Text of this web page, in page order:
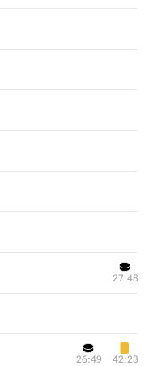
27:48
26:49 42:23